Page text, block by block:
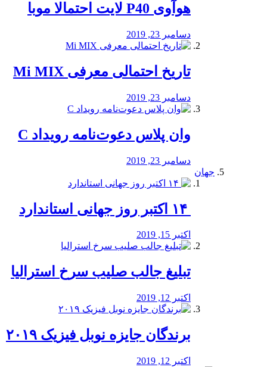
هوآوی P40 لایت احتمالا موبا
دسامبر 23, 2019
تاریخ احتمالی معرفی Mi MIX
دسامبر 23, 2019
وان پلاس دعوت‌نامه رویداد C
دسامبر 23, 2019
جهان
اکتبر 15, 2019
تبلیغ جالب صلیب سرخ استرالیا
اکتبر 12, 2019
برندگان جایزه نوبل فیزیک ۲۰۱۹
اکتبر 12, 2019